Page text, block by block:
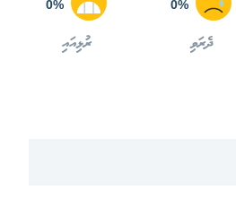
0%
ދެރަވި
0%
ރުޅިއައި